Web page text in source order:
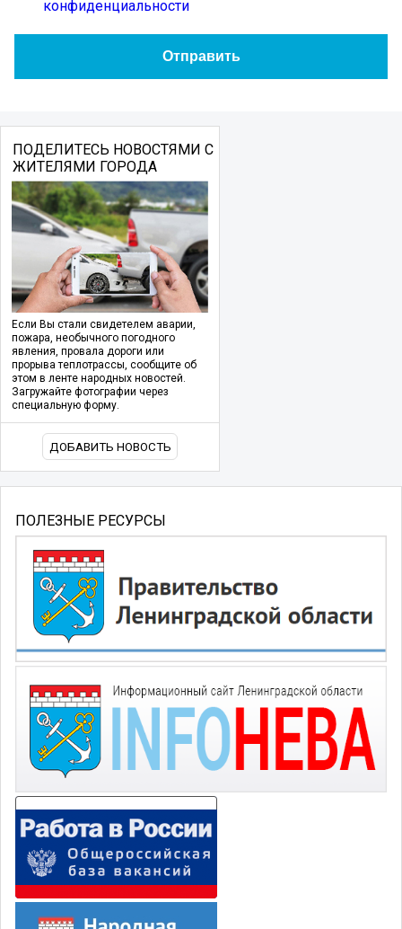
конфиденциальности
ПОДЕЛИТЕСЬ НОВОСТЯМИ С
ЖИТЕЛЯМИ ГОРОДА
Если Вы стали свидетелем аварии,
пожара, необычного погодного
явления, провала дороги или
прорыва теплотрассы, сообщите об
этом в ленте народных новостей.
Загружайте фотографии через
специальную форму.
ДОБАВИТЬ НОВОСТЬ
ПОЛЕЗНЫЕ РЕСУРСЫ